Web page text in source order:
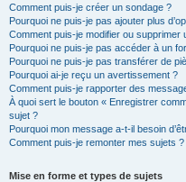
Comment puis-je créer un sondage ?
Pourquoi ne puis-je pas ajouter plus
Comment puis-je modifier ou supprimer
Pourquoi ne puis-je pas accéder à un
Pourquoi ne puis-je pas transférer de
Pourquoi ai-je reçu un avertissement ?
Comment puis-je rapporter des
À quoi sert le bouton « Enregistrer
sujet ?
Pourquoi mon message a-t-il besoin
Comment puis-je remonter mes sujets ?
Mise en forme et types de sujets